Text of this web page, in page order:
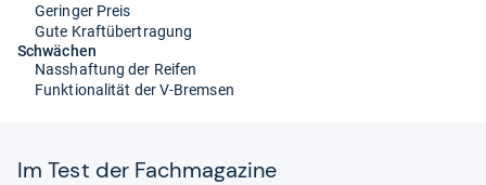
Geringer Preis
Gute Kraftübertragung
Schwächen
Nasshaftung der Reifen
Funktionalität der V-Bremsen
Im Test der Fach­ma­ga­zine